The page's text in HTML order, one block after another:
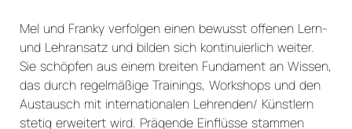
Mel und Franky verfolgen einen bewusst offenen Lern-
und Lehransatz und bilden sich kontinuierlich weiter.
Sie schöpfen aus einem breiten Fundament an Wissen,
das durch regelmäßige Trainings, Workshops und den
Austausch mit internationalen Lehrenden/ Künstlern
stetig erweitert wird. Prägende Einflüsse stammen